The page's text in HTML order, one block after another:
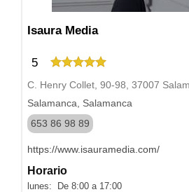
Isaura Media
5
C. Henry Collet, 90-98, 37007
Salamanca, Salamanca
653 86 98 89
https://www.isauramedia.com/
Horario
lunes: De 8:00 a 17:00